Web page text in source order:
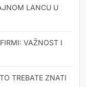
LANCU U
VAŽNOST I
TREBATE ZNATI